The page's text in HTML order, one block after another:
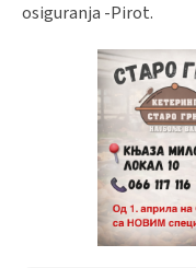
osiguranja -Pirot.